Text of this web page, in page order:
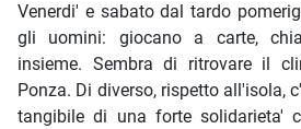
Venerdi' e sabato dal tardo
gli uomini: giocano a carte,
insieme. Sembra di ritrovare il
Ponza. Di diverso, rispetto all'isola,
tangibile di una forte solidarieta'